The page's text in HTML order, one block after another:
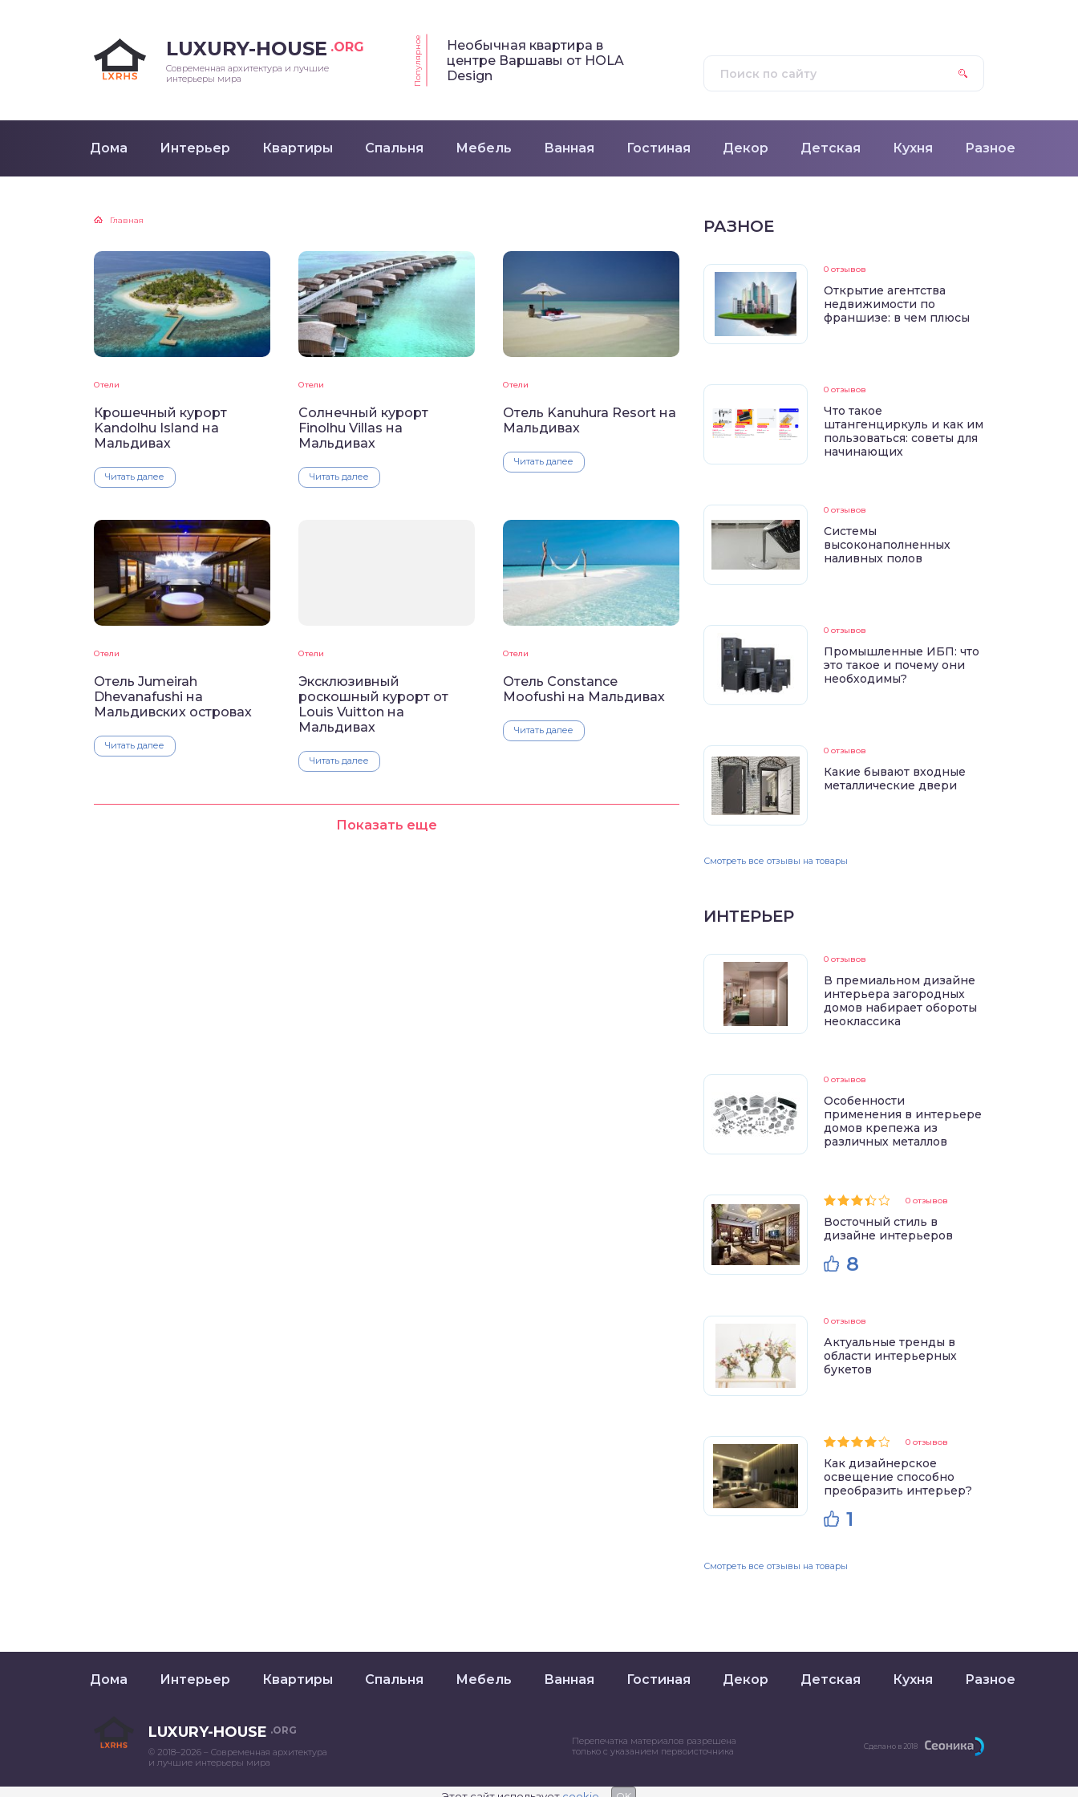
LUXURY-HOUSE .ORG
Современная архитектура и лучшие
интерьеры мира
Популярное
Необычная квартира в
центре Варшавы от HOLA
Design
Дома Интерьер Квартиры Спальня Мебель Ванная Гостиная Декор Детская Кухня Разное
Главная
Отели
Крошечный курорт
Kandolhu Island на
Мальдивах
Читать далее
Отели
Солнечный курорт
Finolhu Villas на
Мальдивах
Читать далее
Отели
Отель Kanuhura Resort на
Мальдивах
Читать далее
Отели
Отель Jumeirah
Dhevanafushi на
Мальдивских островах
Читать далее
Отели
Эксклюзивный
роскошный курорт от
Louis Vuitton на
Мальдивах
Читать далее
Отели
Отель Constance
Moofushi на Мальдивах
Читать далее
Показать еще
РАЗНОЕ
0 отзывов
Открытие агентства
недвижимости по
франшизе: в чем плюсы
0 отзывов
Что такое
штангенциркуль и как им
пользоваться: советы для
начинающих
0 отзывов
Системы
высоконаполненных
наливных полов
0 отзывов
Промышленные ИБП: что
это такое и почему они
необходимы?
0 отзывов
Какие бывают входные
металлические двери
Смотреть все отзывы на товары
ИНТЕРЬЕР
0 отзывов
В премиальном дизайне
интерьера загородных
домов набирает обороты
неоклассика
0 отзывов
Особенности
применения в интерьере
домов крепежа из
различных металлов
0 отзывов
Восточный стиль в
дизайне интерьеров
8
0 отзывов
Актуальные тренды в
области интерьерных
букетов
0 отзывов
Как дизайнерское
освещение способно
преобразить интерьер?
1
Смотреть все отзывы на товары
Дома Интерьер Квартиры Спальня Мебель Ванная Гостиная Декор Детская Кухня Разное
LUXURY-HOUSE .ORG
© 2018–2026 – Современная архитектура
и лучшие интерьеры мира
Перепечатка материалов разрешена
только с указанием первоисточника
Сделано в 2018